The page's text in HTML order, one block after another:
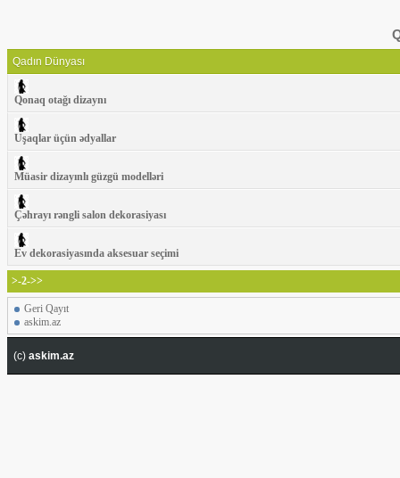
Qadın Dünyası
Qonaq otağı dizaynı
Uşaqlar üçün ədyallar
Müasir dizayınlı güzgü modelləri
Çəhrayı rəngli salon dekorasiyası
Ev dekorasiyasında aksesuar seçimi
>-2->>
Geri Qayıt
askim.az
(c) askim.az